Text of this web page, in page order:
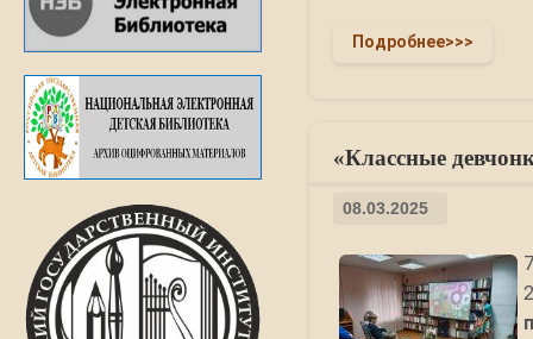
Подробнее>>>
«Классные
08.03.2025